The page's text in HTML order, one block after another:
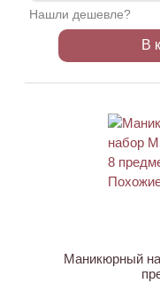
Нашли дешевле?
В
Маникюрный